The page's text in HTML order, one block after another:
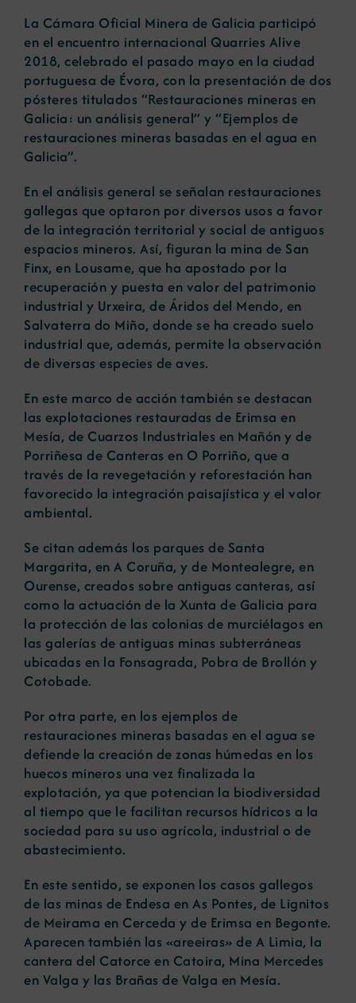
Noticias
Portal de empleo
Contacto
La Cámara Oficial Minera de Galicia participó
en el encuentro internacional Quarries Alive
2018, celebrado el pasado mayo en la ciudad
portuguesa de Évora, con la presentación de dos
pósteres titulados “Restauraciones mineras en
Galicia: un análisis general” y “Ejemplos de
restauraciones mineras basadas en el agua en
Galicia”.
En el análisis general se señalan restauraciones
gallegas que optaron por diversos usos a favor
de la integración territorial y social de antiguos
espacios mineros. Así, figuran la mina de San
Finx, en Lousame, que ha apostado por la
recuperación y puesta en valor del patrimonio
industrial y Urxeira, de Áridos del Mendo, en
Salvaterra do Miño, donde se ha creado suelo
industrial que, además, permite la observación
de diversas especies de aves.
En este marco de acción también se destacan
las explotaciones restauradas de Erimsa en
Mesía, de Cuarzos Industriales en Mañón y de
Porriñesa de Canteras en O Porriño, que a
través de la revegetación y reforestación han
favorecido la integración paisajística y el valor
ambiental.
Se citan además los parques de Santa
Margarita, en A Coruña, y de Montealegre, en
Ourense, creados sobre antiguas canteras, así
como la actuación de la Xunta de Galicia para
la protección de las colonias de murciélagos en
las galerías de antiguas minas subterráneas
ubicadas en la Fonsagrada, Pobra de Brollón y
Cotobade.
Por otra parte, en los ejemplos de
restauraciones mineras basadas en el agua se
defiende la creación de zonas húmedas en los
huecos mineros una vez finalizada la
explotación, ya que potencian la biodiversidad
al tiempo que le facilitan recursos hídricos a la
sociedad para su uso agrícola, industrial o de
abastecimiento.
En este sentido, se exponen los casos gallegos
de las minas de Endesa en As Pontes, de Lignitos
de Meirama en Cerceda y de Erimsa en Begonte.
Aparecen también las «areeiras» de A Limia, la
cantera del Catorce en Catoira, Mina Mercedes
en Valga y las Brañas de Valga en Mesía.